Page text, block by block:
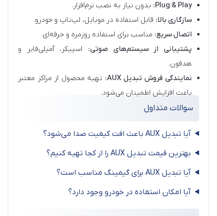
Plug & Play: بدون نیاز به نصب نرم‌افزار.
سازگاری بالا: قابل استفاده در موبایل، لپ‌تاپ و خودرو.
اتصال سریع: مناسب برای استفاده روزمره و حرفه‌ای.
پشتیبانی از سیستم‌های صوتی: اسپیکر، آمپلی‌فایر و
هدفون.
نمایندگی فروش تبدیل AUX:
تهیه محصول از مراکز معتبر
باعث افزایش اطمینان می‌شود.
سوالات متداول
آیا تبدیل AUX باعث افت کیفیت صدا می‌شود؟
بهترین قیمت تبدیل AUX را از کجا تهیه کنیم؟
آیا تبدیل AUX برای گیمینگ مناسب است؟
آیا امکان استفاده در خودرو وجود دارد؟